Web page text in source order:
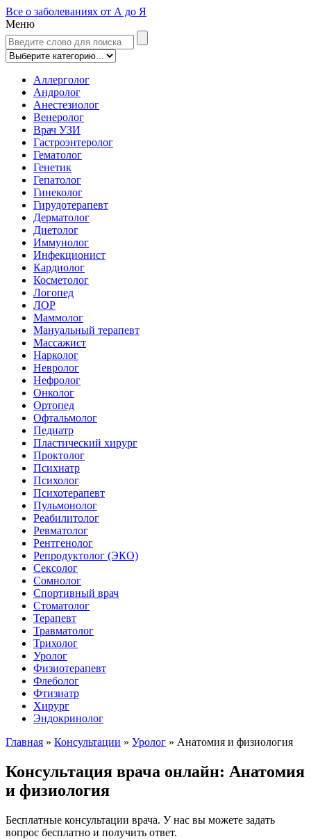
Все о заболеваниях от А до Я
Меню
Аллерголог
Андролог
Анестезиолог
Венеролог
Врач УЗИ
Гастроэнтеролог
Гематолог
Генетик
Гепатолог
Гинеколог
Гирудотерапевт
Дерматолог
Диетолог
Иммунолог
Инфекционист
Кардиолог
Косметолог
Логопед
ЛОР
Маммолог
Мануальный терапевт
Массажист
Нарколог
Невролог
Нефролог
Онколог
Ортопед
Офтальмолог
Педиатр
Пластический хирург
Проктолог
Психиатр
Психолог
Психотерапевт
Пульмонолог
Реабилитолог
Ревматолог
Рентгенолог
Репродуктолог (ЭКО)
Сексолог
Сомнолог
Спортивный врач
Стоматолог
Терапевт
Травматолог
Трихолог
Уролог
Физиотерапевт
Флеболог
Фтизиатр
Хирург
Эндокринолог
Главная » Консультации » Уролог » Анатомия и физиология
Консультация врача онлайн: Анатомия
и физиология
Бесплатные консультации врача. У нас вы можете задать
вопрос бесплатно и получить ответ.